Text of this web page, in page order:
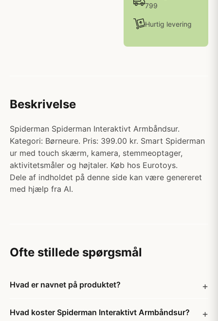
799
Hurtig levering
Beskrivelse
Spiderman Spiderman Interaktivt Armbåndsur.
Kategori: Børneure. Pris: 399.00 kr. Smart Spiderman
ur med touch skærm, kamera, stemmeoptager,
aktivitetsmåler og højtaler. Køb hos Eurotoys.
Dele af indholdet på denne side kan være genereret
med hjælp fra AI.
Ofte stillede spørgsmål
Hvad er navnet på produktet?
Hvad koster Spiderman Interaktivt Armbåndsur?